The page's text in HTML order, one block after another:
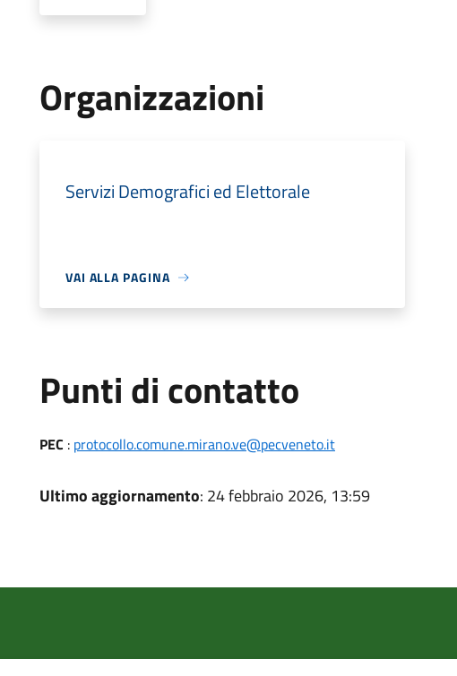
Organizzazioni
Servizi Demografici ed Elettorale
VAI ALLA PAGINA
Punti di contatto
PEC : protocollo.comune.mirano.ve@pecveneto.it
Ultimo aggiornamento: 24 febbraio 2026, 13:59